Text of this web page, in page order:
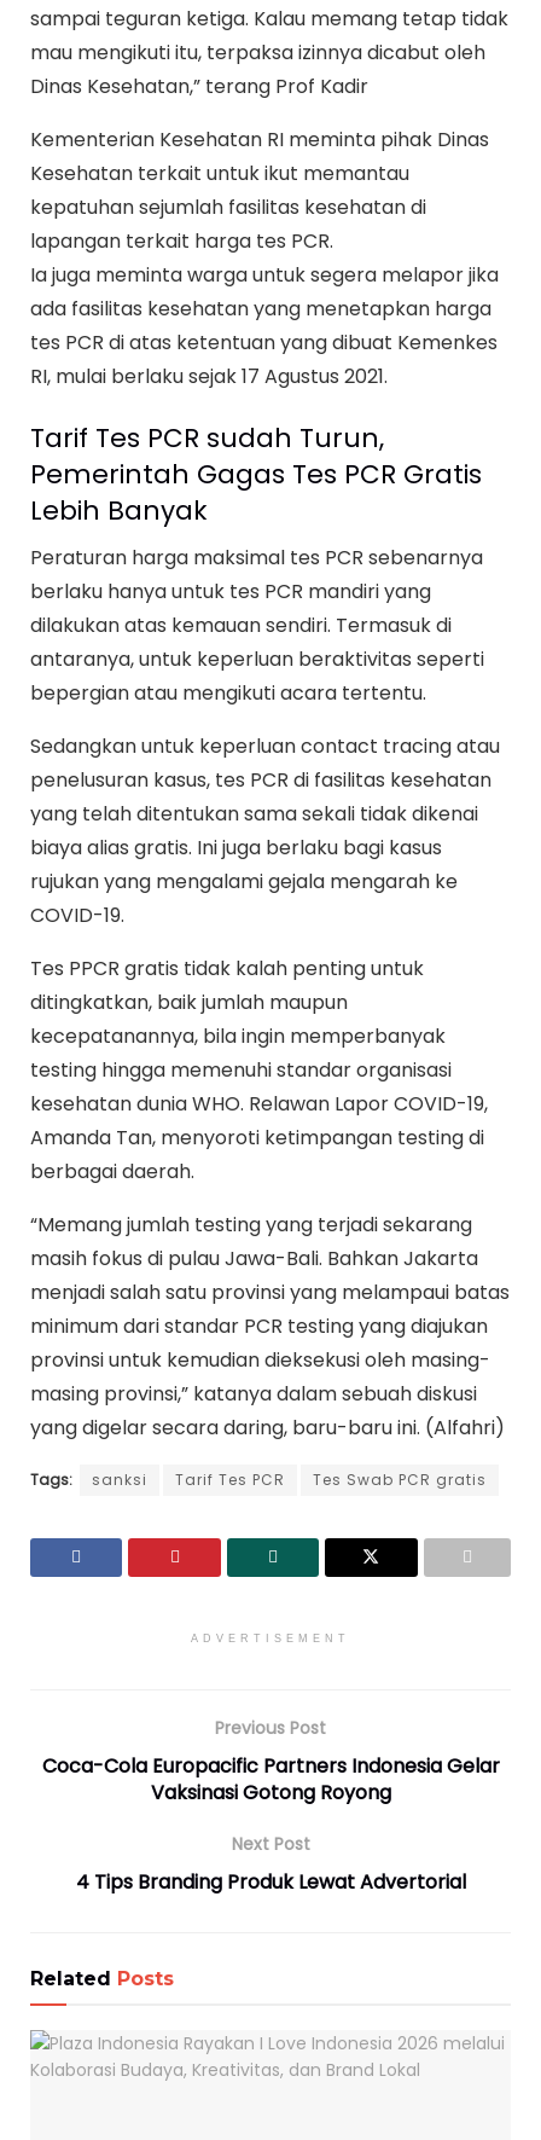
sampai teguran ketiga. Kalau memang tetap tidak
mau mengikuti itu, terpaksa izinnya dicabut oleh
Dinas Kesehatan,” terang Prof Kadir
Kementerian Kesehatan RI meminta pihak Dinas
Kesehatan terkait untuk ikut memantau
kepatuhan sejumlah fasilitas kesehatan di
lapangan terkait harga tes PCR.
Ia juga meminta warga untuk segera melapor jika
ada fasilitas kesehatan yang menetapkan harga
tes PCR di atas ketentuan yang dibuat Kemenkes
RI, mulai berlaku sejak 17 Agustus 2021.
Tarif Tes PCR sudah Turun,
Pemerintah Gagas Tes PCR Gratis
Lebih Banyak
Peraturan harga maksimal tes PCR sebenarnya
berlaku hanya untuk tes PCR mandiri yang
dilakukan atas kemauan sendiri. Termasuk di
antaranya, untuk keperluan beraktivitas seperti
bepergian atau mengikuti acara tertentu.
Sedangkan untuk keperluan contact tracing atau
penelusuran kasus, tes PCR di fasilitas kesehatan
yang telah ditentukan sama sekali tidak dikenai
biaya alias gratis. Ini juga berlaku bagi kasus
rujukan yang mengalami gejala mengarah ke
COVID-19.
Tes PPCR gratis tidak kalah penting untuk
ditingkatkan, baik jumlah maupun
kecepatanannya, bila ingin memperbanyak
testing hingga memenuhi standar organisasi
kesehatan dunia WHO. Relawan Lapor COVID-19,
Amanda Tan, menyoroti ketimpangan testing di
berbagai daerah.
“Memang jumlah testing yang terjadi sekarang
masih fokus di pulau Jawa-Bali. Bahkan Jakarta
menjadi salah satu provinsi yang melampaui batas
minimum dari standar PCR testing yang diajukan
provinsi untuk kemudian dieksekusi oleh masing-
masing provinsi,” katanya dalam sebuah diskusi
yang digelar secara daring, baru-baru ini. (Alfahri)
Tags: sanksi Tarif Tes PCR Tes Swab PCR gratis
ADVERTISEMENT
Previous Post
Coca-Cola Europacific Partners Indonesia Gelar
Vaksinasi Gotong Royong
Next Post
4 Tips Branding Produk Lewat Advertorial
Related Posts